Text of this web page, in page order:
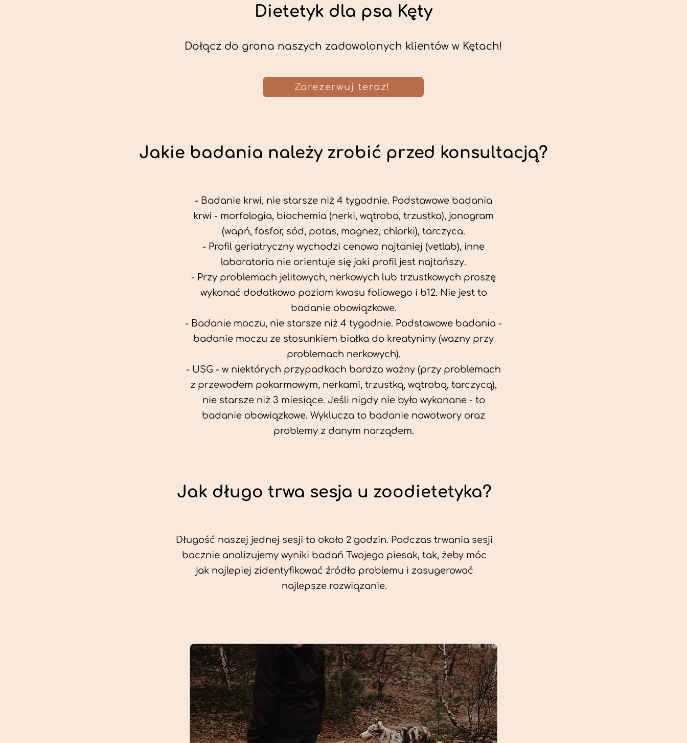
Dietetyk dla psa Kęty
Dołącz do grona naszych zadowolonych klientów w Kętach!
Zarezerwuj teraz!
Jakie badania należy zrobić przed konsultacją?
- Badanie krwi, nie starsze niż 4 tygodnie. Podstawowe badania
krwi - morfologia, biochemia (nerki, wątroba, trzustka), jonogram
(wapń, fosfor, sód, potas, magnez, chlorki), tarczyca.
- Profil geriatryczny wychodzi cenowo najtaniej (vetlab), inne
laboratoria nie orientuje się jaki profil jest najtańszy.
- Przy problemach jelitowych, nerkowych lub trzustkowych proszę
wykonać dodatkowo poziom kwasu foliowego i b12. Nie jest to
badanie obowiązkowe.
- Badanie moczu, nie starsze niż 4 tygodnie. Podstawowe badania -
badanie moczu ze stosunkiem białka do kreatyniny (wazny przy
problemach nerkowych).
- USG - w niektórych przypadkach bardzo ważny (przy problemach
z przewodem pokarmowym, nerkami, trzustką, wątrobą, tarczycą),
nie starsze niż 3 miesiące. Jeśli nigdy nie było wykonane - to
badanie obowiązkowe. Wyklucza to badanie nowotwory oraz
problemy z danym narządem.
Jak długo trwa sesja u zoodietetyka?
Długość naszej jednej sesji to około 2 godzin. Podczas trwania sesji
bacznie analizujemy wyniki badań Twojego piesak, tak, żeby móc
jak najlepiej zidentyfikować źródło problemu i zasugerować
najlepsze rozwiązanie.